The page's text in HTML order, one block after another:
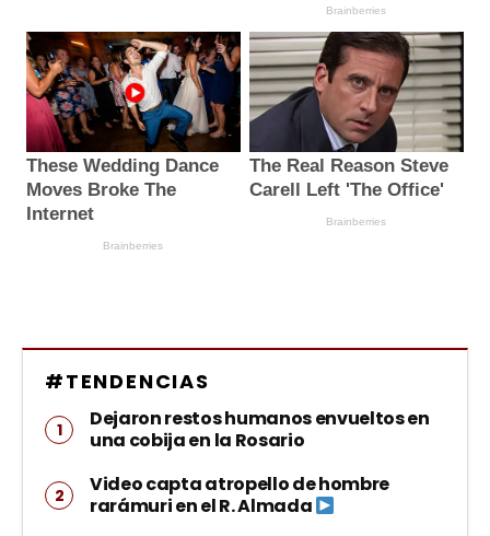
#TENDENCIAS
Dejaron restos humanos envueltos en
una cobija en la Rosario
Video capta atropello de hombre
rarámuri en el R. Almada